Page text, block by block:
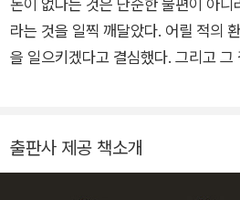
돈이 없다는 것은 단순한 불편이 아니
라는 것을 일찍 깨달았다. 어릴 적의
을 일으키겠다고 결심했다. 그리고 그
고 집요한 실행. 평범한 하루를 비범하
출판사 제공 책소개